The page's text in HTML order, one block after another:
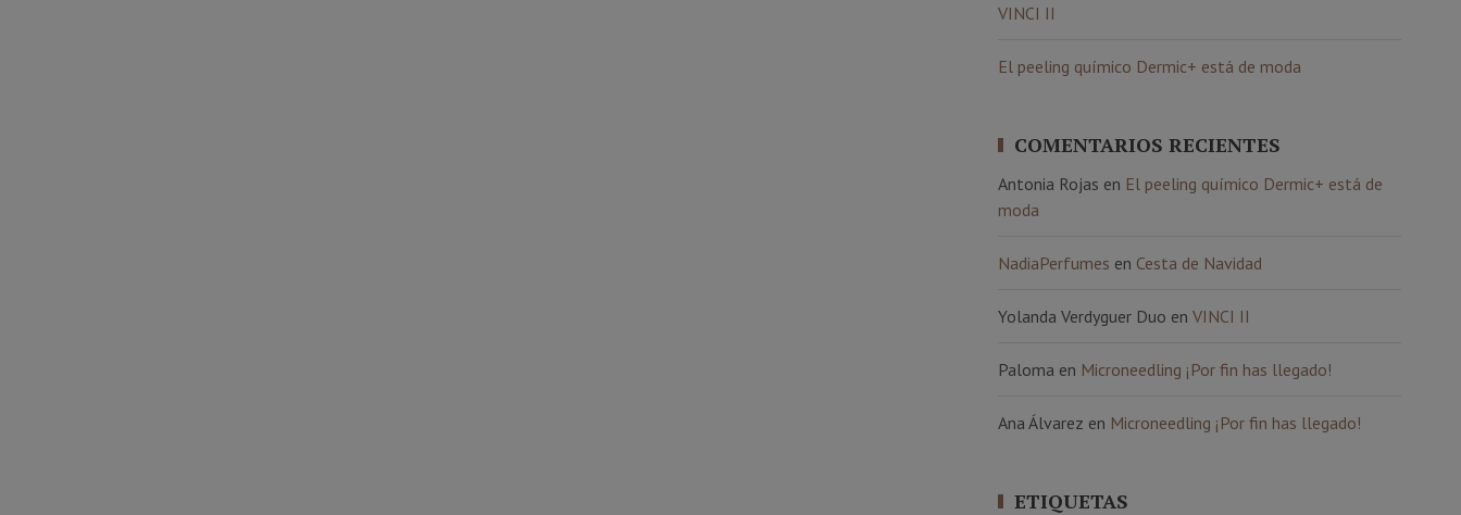
VINCI II
El peeling químico Dermic+ está de moda
COMENTARIOS RECIENTES
Antonia Rojas en El peeling químico Dermic+ está de
moda
NadiaPerfumes en Cesta de Navidad
Yolanda Verdyguer Duo en VINCI II
Paloma en Microneedling ¡Por fin has llegado!
Ana Álvarez en Microneedling ¡Por fin has llegado!
ETIQUETAS